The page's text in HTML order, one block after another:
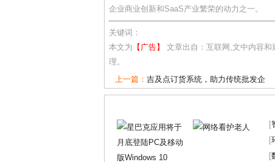
企业商业创新和SaaS产业繁荣的动力之一。
关键词：
本文为 【广告】
文章出自：互联网,文中内容
理。
上一篇： 吉及点订货系统，助力传统批发企
[
[
[